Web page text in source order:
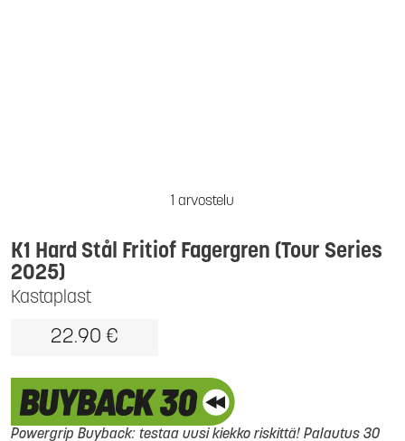
1 arvostelu
Kastaplast
K1 Hard Stål Fritiof Fagergren (Tour Series
2025)
22.90 €
Powergrip Buyback: testaa uusi kiekko riskittä! Palautus 30